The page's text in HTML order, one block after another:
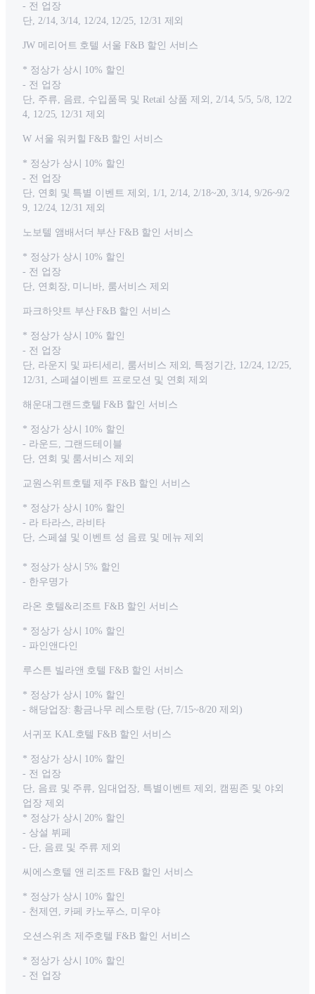
- 전 업장
단, 2/14, 3/14, 12/24, 12/25, 12/31 제외
JW 메리어트 호텔 서울 F&B 할인 서비스
* 정상가 상시 10% 할인
- 전 업장
단, 주류, 음료, 수입품목 및 Retail 상품 제외, 2/14, 5/5, 5/8, 12/2
4, 12/25, 12/31 제외
W 서울 워커힐 F&B 할인 서비스
* 정상가 상시 10% 할인
- 전 업장
단, 연회 및 특별 이벤트 제외, 1/1, 2/14, 2/18~20, 3/14, 9/26~9/2
9, 12/24, 12/31 제외
노보텔 앰배서더 부산 F&B 할인 서비스
* 정상가 상시 10% 할인
- 전 업장
단, 연회장, 미니바, 룸서비스 제외
파크하얏트 부산 F&B 할인 서비스
* 정상가 상시 10% 할인
- 전 업장
단, 라운지 및 파티세리, 룸서비스 제외, 특정기간, 12/24, 12/25,
12/31, 스페셜이벤트 프로모션 및 연회 제외
해운대그랜드호텔 F&B 할인 서비스
* 정상가 상시 10% 할인
- 라운드, 그랜드테이블
단, 연회 및 룸서비스 제외
교원스위트호텔 제주 F&B 할인 서비스
* 정상가 상시 10% 할인
- 라 타라스, 라비타
단, 스페셜 및 이벤트 성 음료 및 메뉴 제외
* 정상가 상시 5% 할인
- 한우명가
라온 호텔&리조트 F&B 할인 서비스
* 정상가 상시 10% 할인
- 파인앤다인
루스튼 빌라앤 호텔 F&B 할인 서비스
* 정상가 상시 10% 할인
- 해당업장: 황금나무 레스토랑 (단, 7/15~8/20 제외)
서귀포 KAL호텔 F&B 할인 서비스
* 정상가 상시 10% 할인
- 전 업장
단, 음료 및 주류, 임대업장, 특별이벤트 제외, 캠핑존 및 야외
업장 제외
* 정상가 상시 20% 할인
- 상설 뷔페
- 단, 음료 및 주류 제외
씨에스호텔 앤 리조트 F&B 할인 서비스
* 정상가 상시 10% 할인
- 천제연, 카페 카노푸스, 미우야
오션스위츠 제주호텔 F&B 할인 서비스
* 정상가 상시 10% 할인
- 전 업장